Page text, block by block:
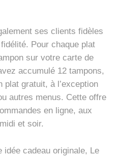
ses clients fidèles
Pour chaque plat
sur votre carte de
accumulé 12 tampons,
plat gratuit, à l’exception
autres menus. Cette offre
en ligne, aux
et soir.
cadeau originale, Le